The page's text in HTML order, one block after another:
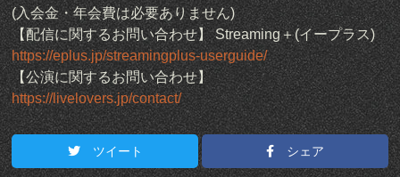
(入会金・年会費は必要ありません)
【配信に関するお問い合わせ】 Streaming＋(イープラス)
https://eplus.jp/streamingplus-userguide/
【公演に関するお問い合わせ】
https://livelovers.jp/contact/
ツイート シェア